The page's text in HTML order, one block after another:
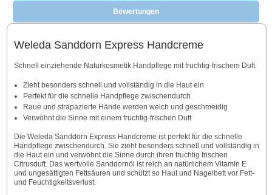
Bewertungen
Weleda Sanddorn Express Handcreme
Schnell einziehende Naturkosmetik Handpflege mit fruchtig-frischem Duft
Zieht besonders schnell und vollständig in die Haut ein
Perfekt für die schnelle Handpflege zwischendurch
Raue und strapazierte Hände werden weich und geschmeidig
Verwöhnt die Sinne mit einem fruchtig-frischen Duft
Die Weleda Sanddorn Express Handcreme ist perfekt für die schnelle
Handpflege zwischendurch. Sie zieht besonders schnell und vollständig in
die Haut ein und verwöhnt die Sinne durch ihren fruchtig frischen
Citrusduft. Das wertvolle Sanddornöl ist reich an natürlichem Vitamin E
und ungesättigten Fettsäuren und schützt so Haut und Nagelbett vor Fett-
und Feuchtigkeitsverlust.